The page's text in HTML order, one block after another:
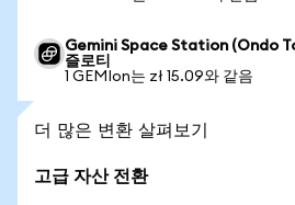
Gemini Space Station (Ondo
즐로티
1 GEMIon는 zł 15.09와 같음
더 많은 변환 살펴보기
고급 자산 전환